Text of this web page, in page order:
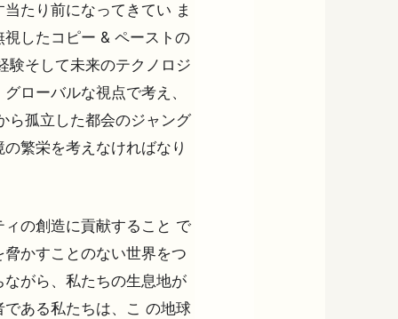
たり前になってきてい ま
したコピー & ペーストの
験そして未来のテクノロジ
ローバルな視点で考え、
ら孤立した都会のジャング
繁栄を考えなければなり
の創造に貢献すること で
かすことのない世界をつ
がら、私たちの生息地が
ある私たちは、こ の地球